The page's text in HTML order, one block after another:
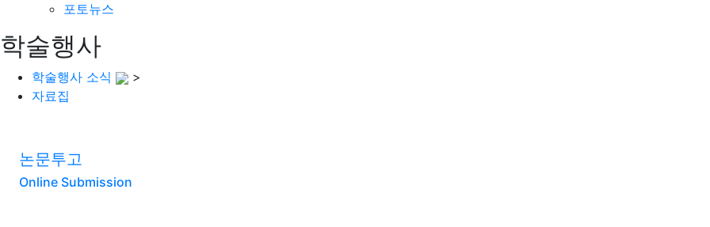
포토뉴스
학술행사
학술행사 소식
>
자료집
논문투고
Online Submission